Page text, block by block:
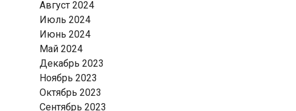
Август 2024
Июль 2024
Июнь 2024
Май 2024
Декабрь 2023
Ноябрь 2023
Октябрь 2023
Сентябрь 2023